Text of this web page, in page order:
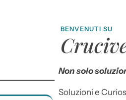
BENVENUTI SU
Non solo
Soluzioni e